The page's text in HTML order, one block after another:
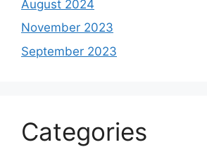
August 2024
November 2023
September 2023
Categories